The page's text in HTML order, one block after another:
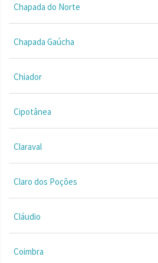
Chapada do Norte
Chapada Gaúcha
Chiador
Cipotânea
Claraval
Claro dos Poções
Cláudio
Coimbra